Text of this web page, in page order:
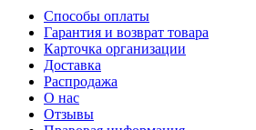
Способы оплаты
Гарантия и возврат товара
Карточка организации
Доставка
Распродажа
О нас
Отзывы